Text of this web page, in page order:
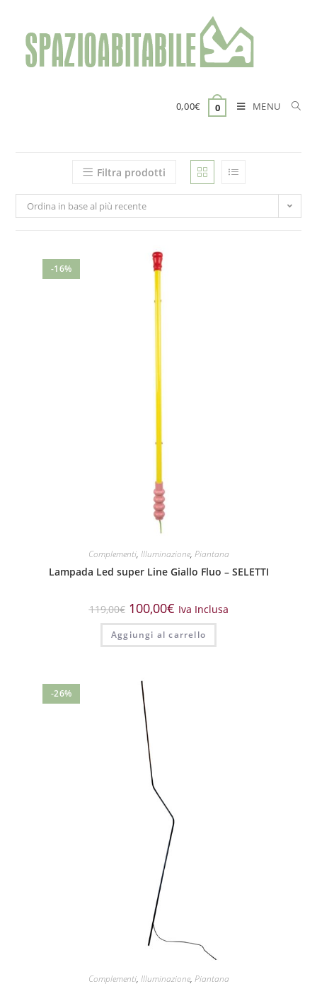
contenuto
0,00€ 0 MENU
Filtra prodotti
Ordina in base al più recente
-16%
Complementi, Illuminazione, Piantana
Lampada Led super Line Giallo Fluo – SELETTI
119,00€ 100,00€ Iva Inclusa
Aggiungi al carrello
-26%
Complementi, Illuminazione, Piantana